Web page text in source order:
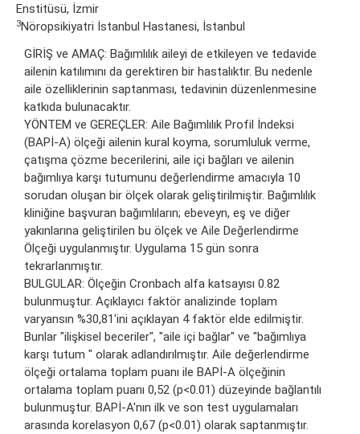
Enstitüsü, İzmir
3Nöropsikiyatri İstanbul Hastanesi, İstanbul
GİRİŞ ve AMAÇ: Bağımlılık aileyi de etkileyen ve tedavide
ailenin katılımını da gerektiren bir hastalıktır. Bu nedenle
aile özelliklerinin saptanması, tedavinin düzenlenmesine
katkıda bulunacaktır.
YÖNTEM ve GEREÇLER: Aile Bağımlılık Profil İndeksi
(BAPİ-A) ölçeği ailenin kural koyma, sorumluluk verme,
çatışma çözme becerilerini, aile içi bağları ve ailenin
bağımlıya karşı tutumunu değerlendirme amacıyla 10
sorudan oluşan bir ölçek olarak geliştirilmiştir. Bağımlılık
kliniğine başvuran bağımlıların; ebeveyn, eş ve diğer
yakınlarına geliştirilen bu ölçek ve Aile Değerlendirme
Ölçeği uygulanmıştır. Uygulama 15 gün sonra
tekrarlanmıştır.
BULGULAR: Ölçeğin Cronbach alfa katsayısı 0.82
bulunmuştur. Açıklayıcı faktör analizinde toplam
varyansın %30,81'ini açıklayan 4 faktör elde edilmiştir.
Bunlar "ilişkisel beceriler", "aile içi bağlar" ve "bağımlıya
karşı tutum " olarak adlandırılmıştır. Aile değerlendirme
ölçeği ortalama toplam puanı ile BAPİ-A ölçeğinin
ortalama toplam puanı 0,52 (p<0.01) düzeyinde bağlantılı
bulunmuştur. BAPİ-A'nın ilk ve son test uygulamaları
arasında korelasyon 0,67 (p<0.01) olarak saptanmıştır.